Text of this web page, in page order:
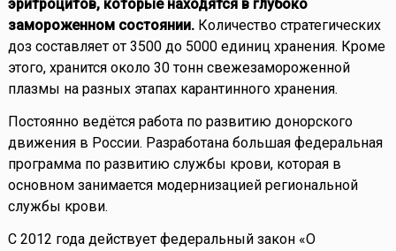
эритроцитов, которые находятся в глубоко
замороженном состоянии.Количество стратегических
доз составляет от 3500 до 5000 единиц хранения. Кроме
этого, хранится около 30 тонн свежезамороженной
плазмы на разных этапах карантинного хранения.
Постоянно ведётся работа по развитию донорского
движения в России. Разработана большая федеральная
программа по развитию службы крови, которая в
основном занимается модернизацией региональной
службы крови.
С 2012 года действует федеральный закон «О